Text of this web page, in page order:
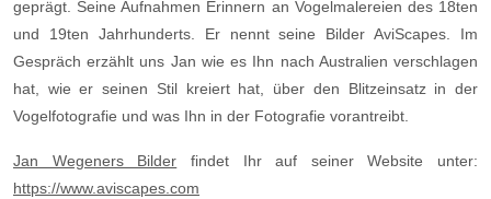
geprägt. Seine Aufnahmen Erinnern an Vogelmalereien des 18ten
und 19ten Jahrhunderts. Er nennt seine Bilder AviScapes. Im
Gespräch erzählt uns Jan wie es Ihn nach Australien verschlagen
hat, wie er seinen Stil kreiert hat, über den Blitzeinsatz in der
Vogelfotografie und was Ihn in der Fotografie vorantreibt.
Jan Wegeners Bilder findet Ihr auf seiner Website unter:
https://www.aviscapes.com